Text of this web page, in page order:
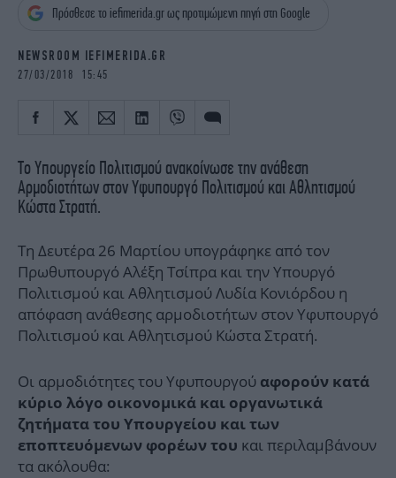
iBOOKS
ΖΩΔΙΑ
MEDIA
NEWSLETTER
Πρόσθεσε το iefimerida.gr ως προτιμώμενη πηγή στη Google
NEWSROOM IEFIMERIDA.GR
27/03/2018 15:45
Το Υπουργείο Πολιτισμού ανακοίνωσε την ανάθεση
Αρμοδιοτήτων στον Υφυπουργό Πολιτισμού και Αθλητισμού
Κώστα Στρατή.
Τη Δευτέρα 26 Μαρτίου υπογράφηκε από τον
Πρωθυπουργό Αλέξη Τσίπρα και την Υπουργό
Πολιτισμού και Αθλητισμού Λυδία Κονιόρδου η
απόφαση ανάθεσης αρμοδιοτήτων στον Υφυπουργό
Πολιτισμού και Αθλητισμού Κώστα Στρατή.
Οι αρμοδιότητες του Υφυπουργού αφορούν κατά
κύριο λόγο οικονομικά και οργανωτικά
ζητήματα του Υπουργείου και των
εποπτευόμενων φορέων του και περιλαμβάνουν
τα ακόλουθα: